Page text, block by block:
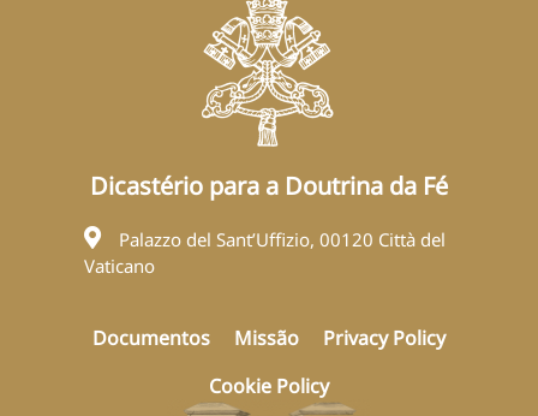
Dicastério para a Doutrina da Fé
Palazzo del Sant’Uffizio, 00120 Città del
Vaticano
Documentos Missão
Privacy Policy
Cookie Policy